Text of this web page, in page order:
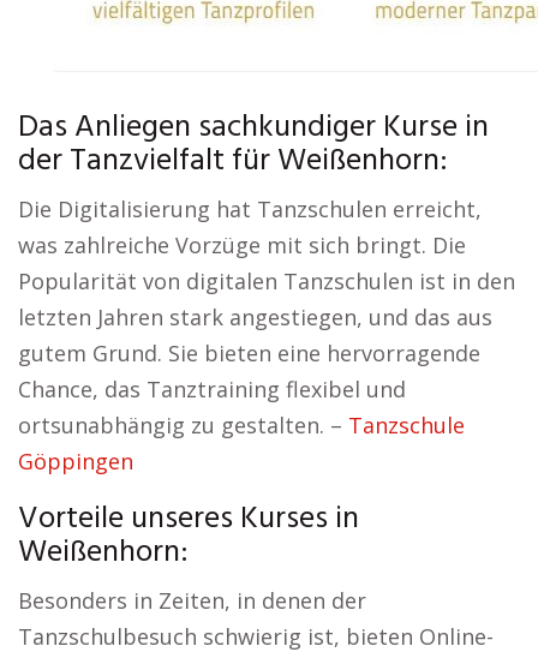
Das Anliegen sachkundiger Kurse in
der Tanzvielfalt für Weißenhorn:
Die Digitalisierung hat Tanzschulen erreicht,
was zahlreiche Vorzüge mit sich bringt. Die
Popularität von digitalen Tanzschulen ist in den
letzten Jahren stark angestiegen, und das aus
gutem Grund. Sie bieten eine hervorragende
Chance, das Tanztraining flexibel und
ortsunabhängig zu gestalten. – Tanzschule
Göppingen
Vorteile unseres Kurses in
Weißenhorn:
Besonders in Zeiten, in denen der
Tanzschulbesuch schwierig ist, bieten Online-